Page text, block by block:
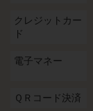
クレジットカー
ド
電子マネー
ＱＲコード決済